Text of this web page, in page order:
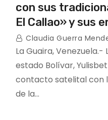
con sus
El Callao» y sus
Claudia Guerra
La Guaira,
estado Bolívar,
contacto satelital con
de la…